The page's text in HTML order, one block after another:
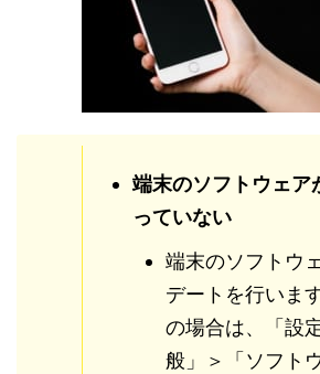
端末のソフトウェア
っていない
端末のソフトウ
デートを行いま
の場合は、「設
般」＞「ソフト